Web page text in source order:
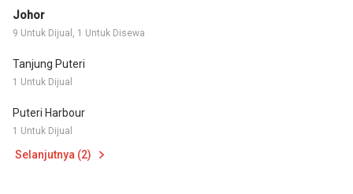
Johor
9 Untuk Dijual, 1 Untuk Disewa
Tanjung Puteri
1 Untuk Dijual
Puteri Harbour
1 Untuk Dijual
Selanjutnya (2)